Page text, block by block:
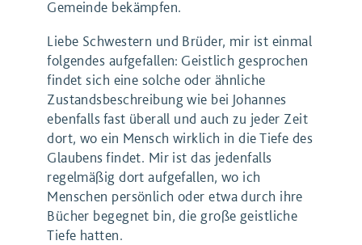
Gemeinde bekämpfen.
Liebe Schwestern und Brüder, mir ist einmal
folgendes aufgefallen: Geistlich gesprochen
findet sich eine solche oder ähnliche
Zustandsbeschreibung wie bei Johannes
ebenfalls fast überall und auch zu jeder Zeit
dort, wo ein Mensch wirklich in die Tiefe des
Glaubens findet. Mir ist das jedenfalls
regelmäßig dort aufgefallen, wo ich
Menschen persönlich oder etwa durch ihre
Bücher begegnet bin, die große geistliche
Tiefe hatten.